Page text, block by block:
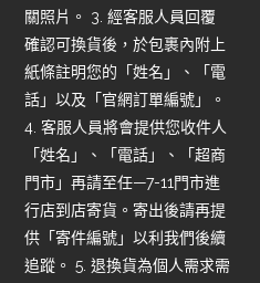
關照片。 3. 經客服人員回覆
確認可換貨後，於包裹內附上
紙條註明您的「姓名」、「電
話」以及「官網訂單編號」。
4. 客服人員將會提供您收件人
「姓名」、「電話」、「超商
門市」再請至任—7-11門市進
行店到店寄貨。寄出後請再提
供「寄件編號」以利我們後續
追蹤。 5. 退換貨為個人需求需